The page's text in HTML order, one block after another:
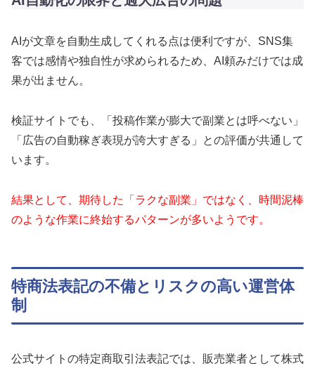
AIが文章を自動生成してくれる点は便利ですが、SNS集
客では感情や独自性が求められるため、AI頼みだけでは成
果が出ません。
検証サイトでも、「投稿作業が膨大で副業とは呼べない」
「広告の自動稼ぎ表現が誇大すぎる」との評価が共通して
います。
結果として、期待した「ラクな副業」ではなく、時間泥棒
のような作業に終始するパターンが多いようです。
特商法表記の不備とリスクの高い運営体
制
公式サイトの特定商取引法表記では、販売業者として株式